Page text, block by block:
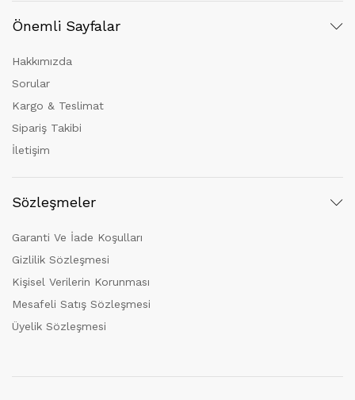
Önemli Sayfalar
Hakkımızda
Sorular
Kargo & Teslimat
Sipariş Takibi
İletişim
Sözleşmeler
Garanti Ve İade Koşulları
Gizlilik Sözleşmesi
Kişisel Verilerin Korunması
Mesafeli Satış Sözleşmesi
Üyelik Sözleşmesi